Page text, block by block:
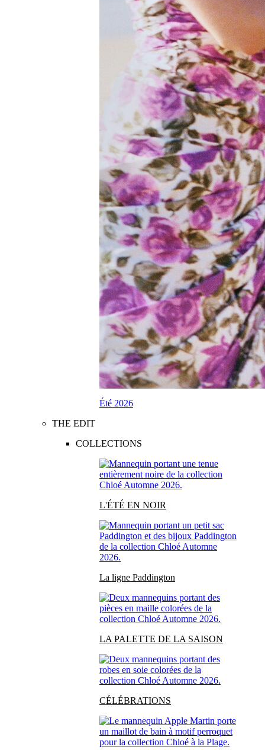
Été 2026
THE EDIT
COLLECTIONS
L'ÉTÉ EN NOIR
La ligne Paddington
LA PALETTE DE LA SAISON
CÉLÉBRATIONS